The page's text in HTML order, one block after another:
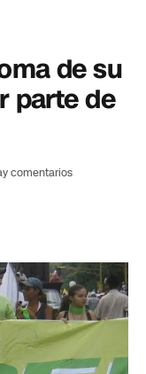
de su
parte de
comentarios